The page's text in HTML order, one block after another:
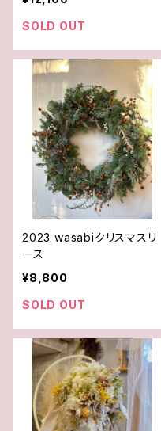
SOLD OUT
2023 wasabiクリスマスリ
ース
¥8,800
SOLD OUT